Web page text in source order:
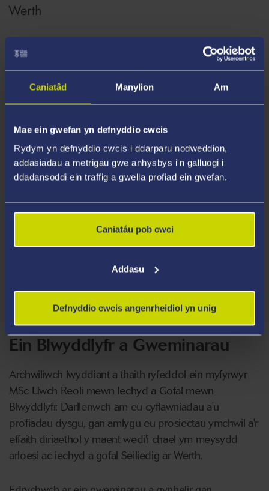
Caniatâd Manylion Am
Mae ein gwefan yn defnyddio cwcis
Rydym yn defnyddio cwcis i ddarparu nodweddion,
addasiadau a metrigau gwe anhysbys i'n galluogi i
ddadansoddi ein traffig a gwella profiad ein gwefan.
Caniatáu pob cwci
Addasu
Defnyddio cwcis angenrheidiol yn unig
Werth
Academi Dysgu Dwys Cymru Gyfan ar
gyfer Arloesi mewn Iechyd a Gofal
Cymdeithasol
Ymgeisio am Ysgoloriaeth
Gyda cwestiwn?
Ddim yn gymwys i gael cyllid ADD?
Ein Blwyddlyfr a Gweminarau
Archwiliwch lwyddiant a thaith ryfeddol ein myfyrwyr
MSc Uwch Reoli mewn Iechyd a Gofal mewn
Blwyddlyfr. Darllenwch am eu cyflawniadau a'u
profiadau dysgu, gan amlygu eu prosiectau ymchwil a'r
effaith diriaethol y maent wedi'i chael ym meysydd
arloesi ac iechyd a gofal Seiliedig ar Werth.